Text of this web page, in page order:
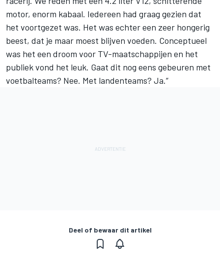
motor, enorm kabaal. Iedereen had graag gezien dat
het voortgezet was. Het was echter een zeer hongerig
beest, dat je maar moest blijven voeden. Conceptueel
was het een droom voor TV-maatschappijen en het
publiek vond het leuk. Gaat dit nog eens gebeuren met
voetbalteams? Nee. Met landenteams? Ja.”
Deel of bewaar dit artikel